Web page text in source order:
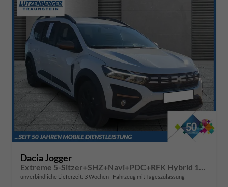
Dacia Jogger
unverbindliche Lieferzeit: 3 Wochen Fahrzeug mit Tageszulassung